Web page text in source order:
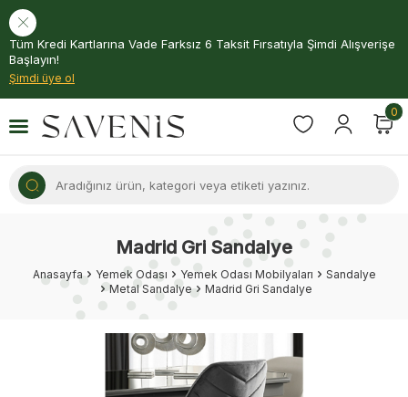
Tüm Kredi Kartlarına Vade Farksız 6 Taksit Fırsatıyla Şimdi Alışverişe
Başlayın!
Şimdi üye ol
0
Madrid Gri Sandalye
Anasayfa Yemek Odası Yemek Odası Mobilyaları
Sandalye
Metal Sandalye
Madrid Gri Sandalye